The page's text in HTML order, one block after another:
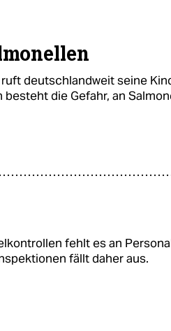
deutschlandweit seine
die Gefahr, an
fehlt es an
fällt daher aus.